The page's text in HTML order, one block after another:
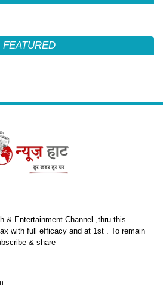
FEATURED
& Entertainment Channel ,thru this
with full efficacy and at 1st . To remain
& share